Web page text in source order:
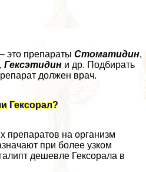
это препараты Стоматидин,
, Гексэтидин и др. Подбирать
должен врач.
Гексорал?
препаратов на организм
при более узком
дешевле Гексорала в